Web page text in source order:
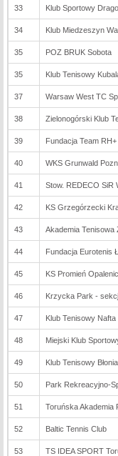
33 Klub Sportowy
34 Klub Miedzeszyn
35 POZ BRUK Sobota
35 Klub Tenisowy
37 Warsaw West TC
38 Zielonogórski Klub
39 Fundacja Team RH+
40 WKS Grunwald
41 Stow. REDECO SiR
42 KS Grzegórzecki
43 Akademia
44 Fundacja Eurotenis
45 KS Promień
46 Krzycka Park -
47 Klub Tenisowy
48 Miejski Klub
49 Klub Tenisowy
50 Park Rekreacyjno-
51 Toruńska Akademia
52 Baltic Tennis Club
53 TS IDEA SPORT